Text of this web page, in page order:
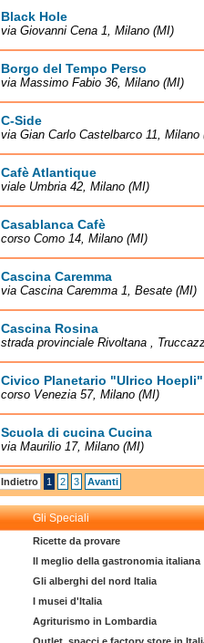
Black Hole
via Giovanni Cena 1, Milano (MI)
Borgo del Tempo Perso
via Massimo Fabio 36, Milano (MI)
C-Side
via Gian Carlo Castelbarco 11, Milano
Cafè Atlantique
viale Umbria 42, Milano (MI)
Casablanca Cafè
corso Como 14, Milano (MI)
Cascina Caremma
via Cascina Caremma 1, Besate (MI)
Cascina Rosina
strada provinciale Rivoltana ,
Civico Planetario "Ulrico Hoepli"
corso Venezia 57, Milano (MI)
Scuola di cucina Cucina
via Maurilio 17, Milano (MI)
Indietro 1 2 3 Avanti
Gli Speciali
Ricette da provare
Il meglio della gastronomia italiana
Gli alberghi del nord Italia
I musei d'Italia
Agriturismo in Lombardia